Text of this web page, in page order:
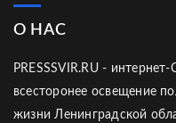
О НАС
PRESSSVIR.RU -
всесторонее освещение
жизни Ленинградской